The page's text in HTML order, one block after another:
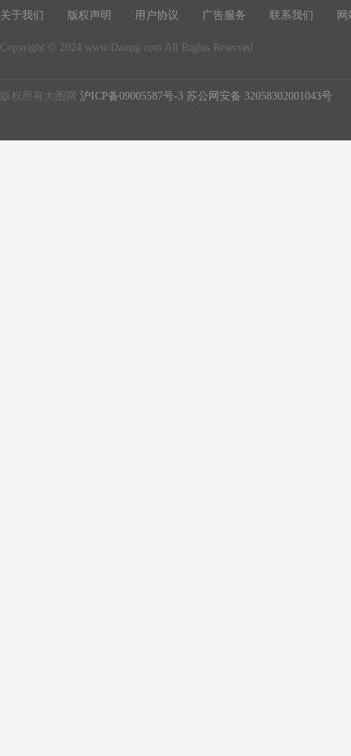
关于我们 版权声明 用户协议 广告服务 联系我们 网
Copyright © 2024 www.Daimg.com All Rights Reserved
版权所有大图网 沪ICP备09005587号-3 苏公网安备 32058302001043号